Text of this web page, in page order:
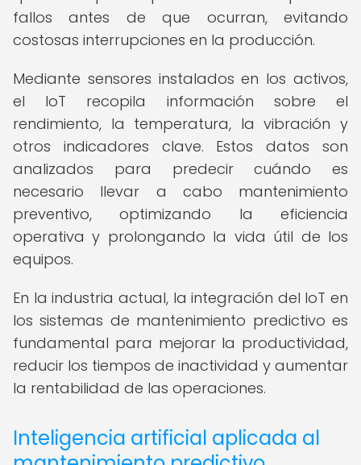
fallos antes de que ocurran, evitando
costosas interrupciones en la producción.
Mediante sensores instalados en los activos,
el IoT recopila información sobre el
rendimiento, la temperatura, la vibración y
otros indicadores clave. Estos datos son
analizados para predecir cuándo es
necesario llevar a cabo mantenimiento
preventivo, optimizando la eficiencia
operativa y prolongando la vida útil de los
equipos.
En la industria actual, la integración del IoT en
los sistemas de mantenimiento predictivo es
fundamental para mejorar la productividad,
reducir los tiempos de inactividad y aumentar
la rentabilidad de las operaciones.
Inteligencia artificial aplicada al